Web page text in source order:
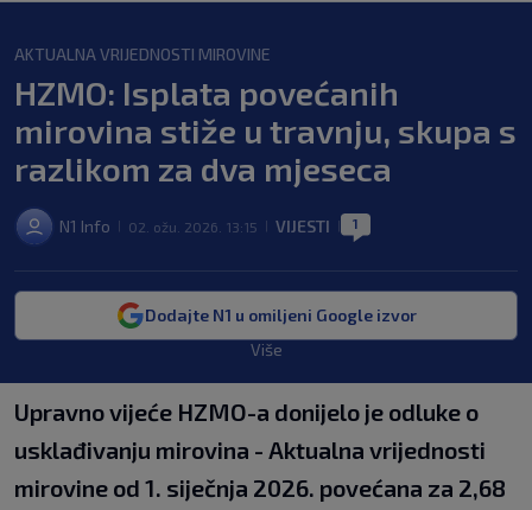
AKTUALNA VRIJEDNOSTI MIROVINE
HZMO: Isplata povećanih
mirovina stiže u travnju, skupa s
razlikom za dva mjeseca
N1 Info 02. ožu. 2026. 13:15 VIJESTI 1
Dodajte N1 u omiljeni Google izvor
Više
Upravno vijeće HZMO-a donijelo je odluke o
usklađivanju mirovina - Aktualna vrijednosti
mirovine od 1. siječnja 2026. povećana za 2,68